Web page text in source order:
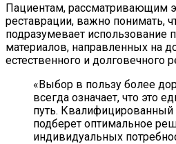
Пациентам, рассматривающим
реставрации, важно понимать,
подразумевает использование
материалов, направленных на
естественного и долговечного
«Выбор в пользу более
всегда означает, что это
путь. Квалифицированный
подберет оптимальное
индивидуальных